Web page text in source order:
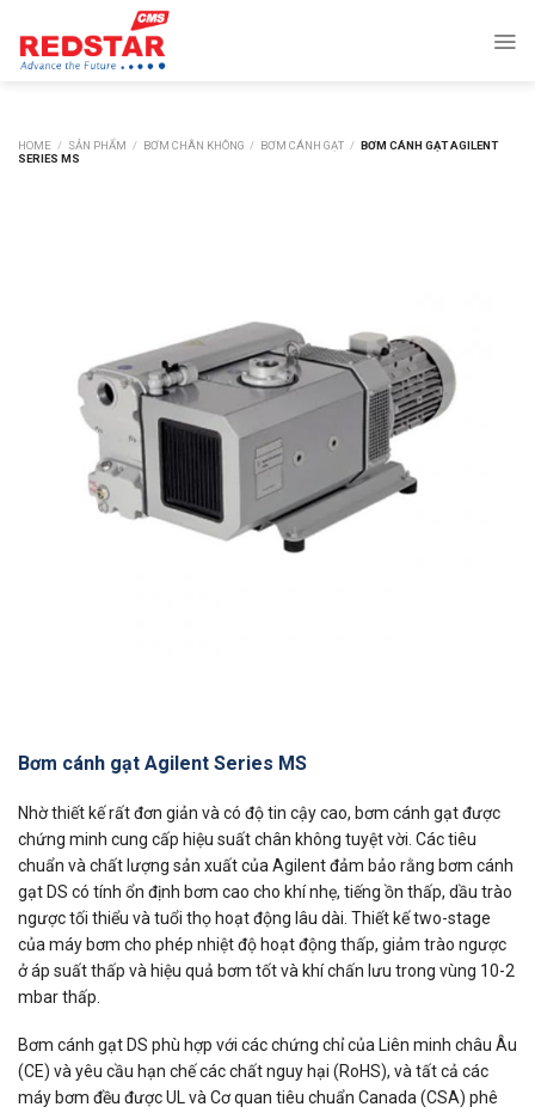
content
HOME / SẢN PHẨM / BƠM CHÂN KHÔNG / BƠM CÁNH GẠT / BƠM CÁNH GẠT AGILENT
SERIES MS
Bơm cánh gạt Agilent Series MS
Nhờ thiết kế rất đơn giản và có độ tin cậy cao, bơm cánh gạt được
chứng minh cung cấp hiệu suất chân không tuyệt vời. Các tiêu
chuẩn và chất lượng sản xuất của Agilent đảm bảo rằng bơm cánh
gạt DS có tính ổn định bơm cao cho khí nhẹ, tiếng ồn thấp, dầu trào
ngược tối thiểu và tuổi thọ hoạt động lâu dài. Thiết kế two-stage
của máy bơm cho phép nhiệt độ hoạt động thấp, giảm trào ngược
ở áp suất thấp và hiệu quả bơm tốt và khí chấn lưu trong vùng 10-2
mbar thấp.
Bơm cánh gạt DS phù hợp với các chứng chỉ của Liên minh châu Âu
(CE) và yêu cầu hạn chế các chất nguy hại (RoHS), và tất cả các
máy bơm đều được UL và Cơ quan tiêu chuẩn Canada (CSA) phê